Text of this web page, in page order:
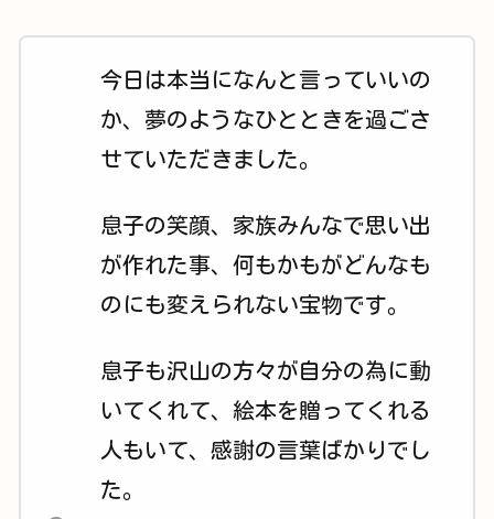
今日は本当になんと言っていいの
か、夢のようなひとときを過ごさ
せていただきました。
息子の笑顔、家族みんなで思い出
が作れた事、何もかもがどんなも
のにも変えられない宝物です。
息子も沢山の方々が自分の為に動
いてくれて、絵本を贈ってくれる
人もいて、感謝の言葉ばかりでし
た。